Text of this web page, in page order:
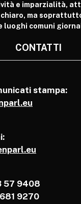
e imparzialità,
ma
luoghi comuni
CONTATTI
stampa:
57 9408
9270